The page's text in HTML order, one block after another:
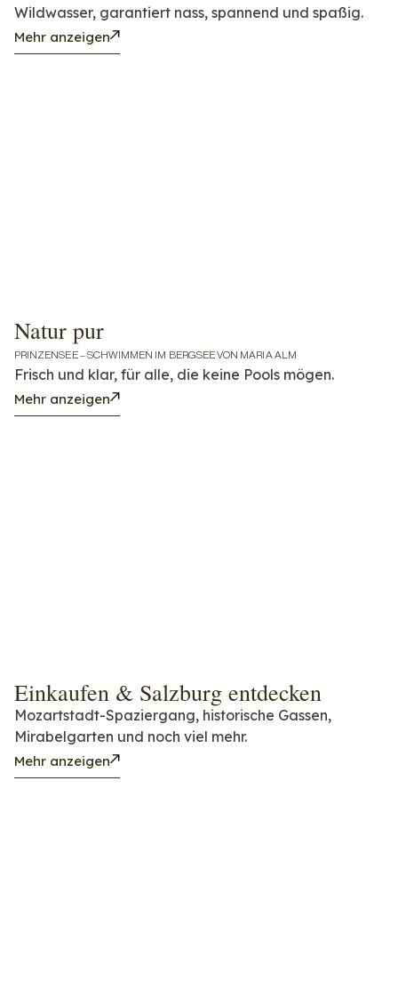
Wildwasser, garantiert nass, spannend und spaßig.
Mehr anzeigen
Natur pur
PRINZENSEE – SCHWIMMEN IM BERGSEE VON MARIA ALM
Frisch und klar, für alle, die keine Pools mögen.
Mehr anzeigen
Einkaufen & Salzburg entdecken
Mozartstadt-Spaziergang, historische Gassen,
Mirabelgarten und noch viel mehr.
Mehr anzeigen